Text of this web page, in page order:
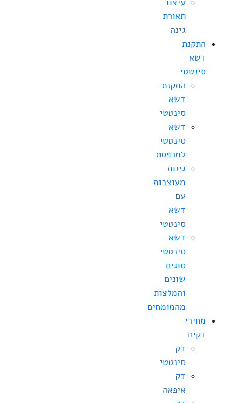
תאורת
גינה
התקנת
דשא
סינטטי
התקנת
דשא
סינטטי
דשא
סינטטי
למרפסת
גינות
מעוצבות
עם
דשא
סינטטי
דשא
סינטטי
סוגים
שונים
והמלצות
מהמומחים
מחירי
דקים
דק
סינטטי
דק
איפאה